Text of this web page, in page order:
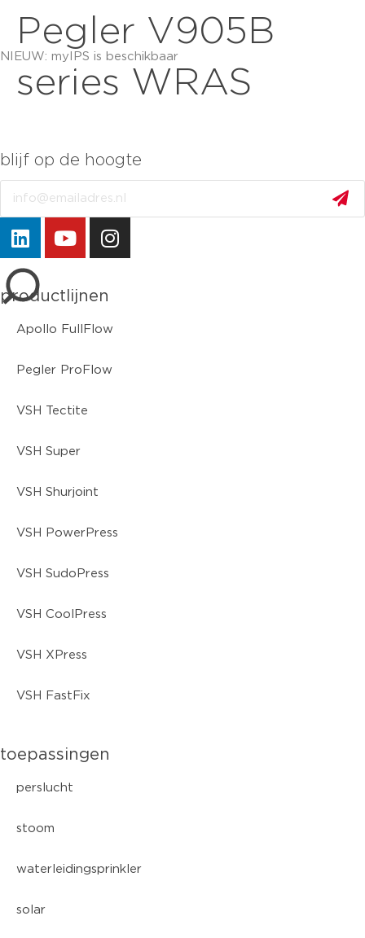
NIEUW: myIPS is beschikbaar
meer info
sluiten
Pegler V905B
series WRAS
blijf op de hoogte
productlijnen
Apollo FullFlow
Pegler ProFlow
VSH Tectite
VSH Super
VSH Shurjoint
VSH PowerPress
VSH SudoPress
VSH CoolPress
VSH XPress
VSH FastFix
toepassingen
perslucht
stoom
waterleidingsprinkler
solar